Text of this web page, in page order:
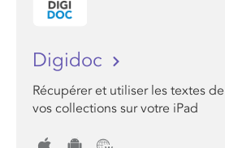
Digidoc
Récupérer et utiliser les textes
vos collections sur votre iPad